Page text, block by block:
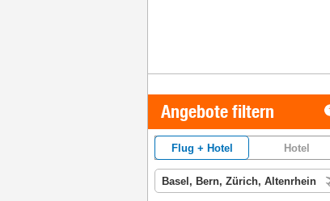
Angebote filtern
Flug + Hotel Hotel